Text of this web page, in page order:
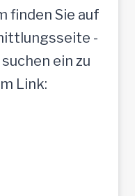
finden Sie auf
-
ein zu
Link: